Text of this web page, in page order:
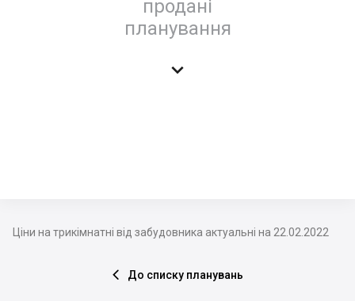
продані
планування

Ціни на трикімнатні від забудовника актуальні на 22.02.2022
 До списку планувань